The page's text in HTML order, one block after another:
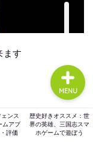
ます
でに簡単なマクロ
ンス
ムアプ
評価
歴史好きオススメ：世
界の英雄、三国志スマ
ホゲームで遊ぼう
MENU